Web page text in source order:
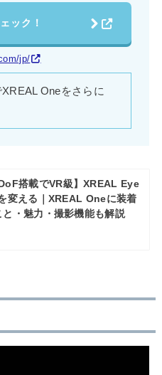
ック！
jp/
Oneをさらに
搭載でVR級】XREAL Eye
変える｜XREAL Oneに装着
と・魅力・撮影機能も解説